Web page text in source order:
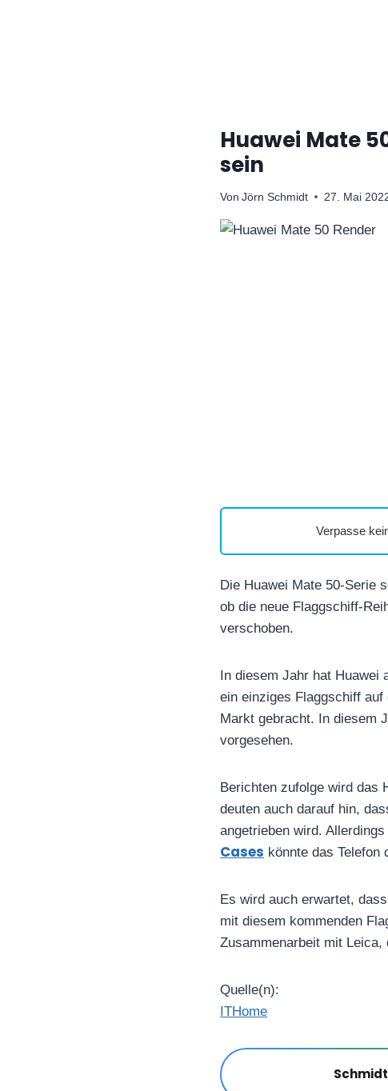
Huawei Mate
sein
Von Jörn Schmidt 27. Mai
Verpasse
Die Huawei Mate 50-Serie
ob die neue Flaggschiff-
verschoben.
In diesem Jahr hat Huawei
ein einziges Flaggschiff
Markt gebracht. In diesem
vorgesehen.
Berichten zufolge wird das
deuten auch darauf hin,
angetrieben wird.
Cases könnte das Telefon
Es wird auch erwartet,
mit diesem kommenden
Zusammenarbeit mit
Quelle(n):
ITHome